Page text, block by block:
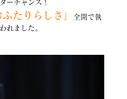
ーチャンス！
ふたりらしさ」
全開で執
れました。